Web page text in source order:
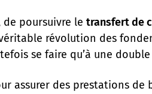
poursuivre le transfert de
révolution des
se faire qu’à une
assurer des prestations